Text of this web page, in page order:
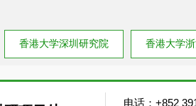
香港大学深圳研究院 香港大学
电话：+852